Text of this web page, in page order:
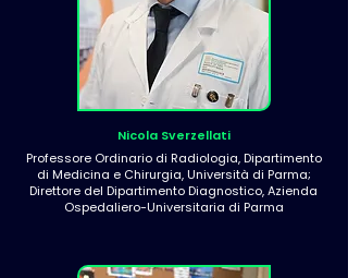
Nicola Sverzellati
Professore Ordinario di Radiologia, Dipartimento
di Medicina e Chirurgia, Università di Parma;
Direttore del Dipartimento Diagnostico, Azienda
Ospedaliero-Universitaria di Parma